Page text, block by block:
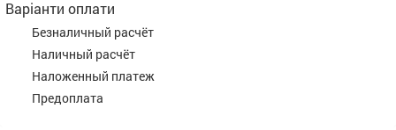
Варіанти оплати
Безналичный расчёт
Наличный расчёт
Наложенный платеж
Предоплата